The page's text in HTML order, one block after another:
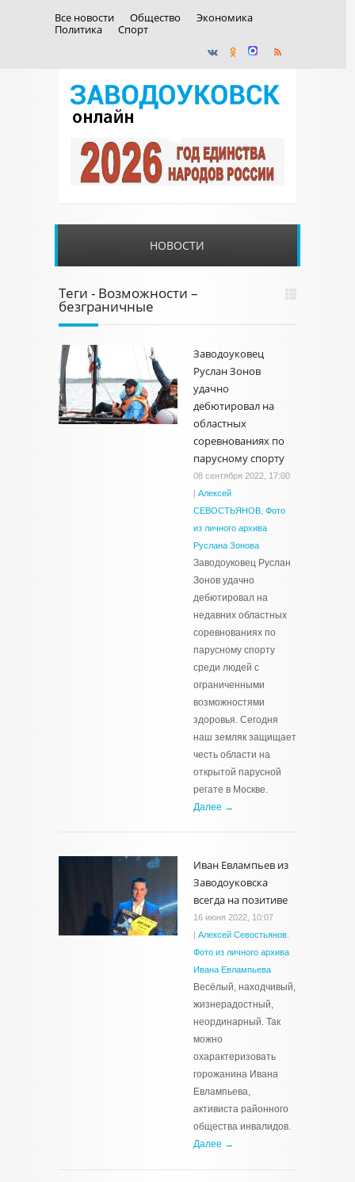
Все новости Общество
Экономика
Политика
Спорт
НОВОСТИ
Теги - Возможности –
безграничные
Заводоуковец
Руслан Зонов
удачно
дебютировал на
областных
соревнованиях по
парусному спорту
08 сентября 2022, 17:00
| Алексей
СЕВОСТЬЯНОВ. Фото
из личного архива
Руслана Зонова
Заводоуковец Руслан
Зонов удачно
дебютировал на
недавних областных
соревнованиях по
парусному спорту
среди людей с
ограниченными
возможностями
здоровья. Сегодня
наш земляк защищает
честь области на
открытой парусной
регате в Москве.
Далее →
Иван Евлампьев из
Заводоуковска
всегда на позитиве
16 июня 2022, 10:07
| Алексей Севостьянов.
Фото из личного архива
Ивана Евлампьева
Весёлый, находчивый,
жизнерадостный,
неординарный. Так
можно
охарактеризовать
горожанина Ивана
Евлампьева,
активиста районного
общества инвалидов.
Далее →